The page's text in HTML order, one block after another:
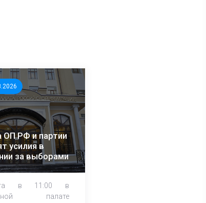
ОП РФ и партии
усилия в
за выборами
в 11:00 в
палате